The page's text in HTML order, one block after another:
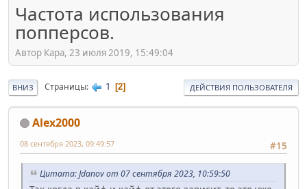
Частота использования
попперсов.
Автор Кара, 23 июля 2019, 15:49:04
ВНИЗ Страницы 1 2 ДЕЙСТВИЯ ПОЛЬЗОВАТЕЛЯ
Alex2000
#15
08 сентября 2023, 09:49:57
Цитата: Jdanov от 07 сентября 2023, 10:59:50